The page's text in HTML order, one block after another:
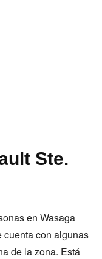
Ste.
en Wasaga
cuenta con algunas
de la zona. Está